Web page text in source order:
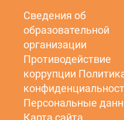
Сведения об
образовательной
организации
Противодействие
коррупции
Персональные
Карта сайта